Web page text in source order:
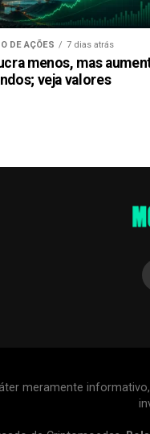
DE AÇÕES 7 dias atrás
menos, mas
veja valores
meramente